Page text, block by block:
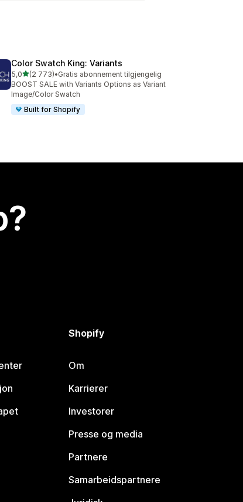
Color Swatch King: Variants
5,0av 5 stjerner
(2 773)
Totalt 2773 omtaler
•Gratis abonnement tilgjengelig
BOOST SALE with Variants Options as Variant
Image/Color Swatch
Built for Shopify
Shopify
Om
Karrierer
Investorer
Presse og media
Partnere
Samarbeidspartnere